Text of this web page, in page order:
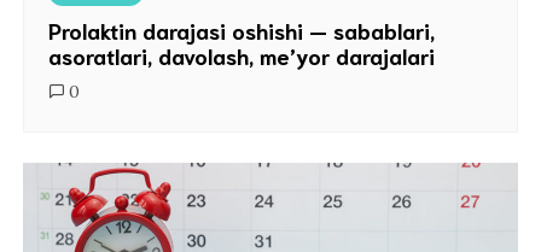
Prolaktin darajasi oshishi — sabablari,
asoratlari, davolash, me’yor darajalari
0